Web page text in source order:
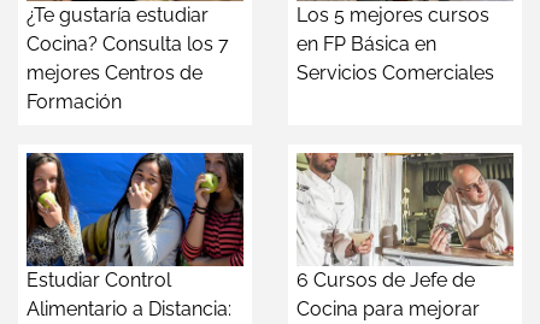
¿Te gustaría estudiar
Cocina? Consulta los 7
mejores Centros de
Formación
Los 5 mejores cursos
en FP Básica en
Servicios Comerciales
Estudiar Control
Alimentario a Distancia:
6 Cursos de Jefe de
Cocina para mejorar